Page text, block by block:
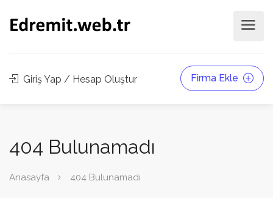
Giriş Yap / Hesap Oluştur Firma Ekle
404 Bulunamadı
Anasayfa 404 Bulunamadı